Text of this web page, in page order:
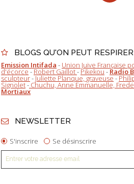
BLOGS QU'ON PEUT RESPIRER
Emission Intifada - Union Juive Française
d'écorce-Robert Gaillot-Pikekou-Radio
sculpteur-Juliette Planque, graveuse-
Signolet-Chuchu, Anne Emmanuelle,
Mortiaux
NEWSLETTER
S'inscrire Se désinscrire